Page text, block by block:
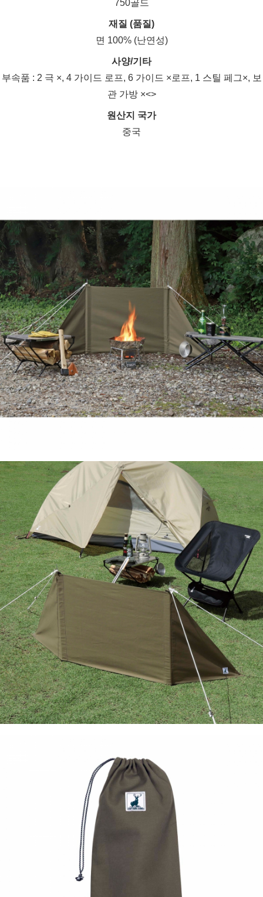
750골드
재질 (품질)
면 100% (난연성)
사양/기타
부속품 : 2 극 ×, 4 가이드 로프, 6 가이드 ×로프, 1 스틸 페그×, 보
관 가방 ×<>
원산지 국가
중국